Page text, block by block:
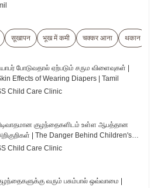
सूखापन भूख में कमी चक्कर आना थकान
போடுவதால் ஏற்படும் சரும விளைவுகள் |
Effects of Wearing Diapers | Tamil
Child Care Clinic
குழந்தைகளிடம் உள்ள ஆபத்தான
| The Danger Behind Children's
| Tamil
Child Care Clinic
வரும் பசும்பால் ஒவ்வாமை |